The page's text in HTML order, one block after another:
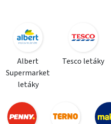
Albert
Supermarket
letáky
Tesco letáky